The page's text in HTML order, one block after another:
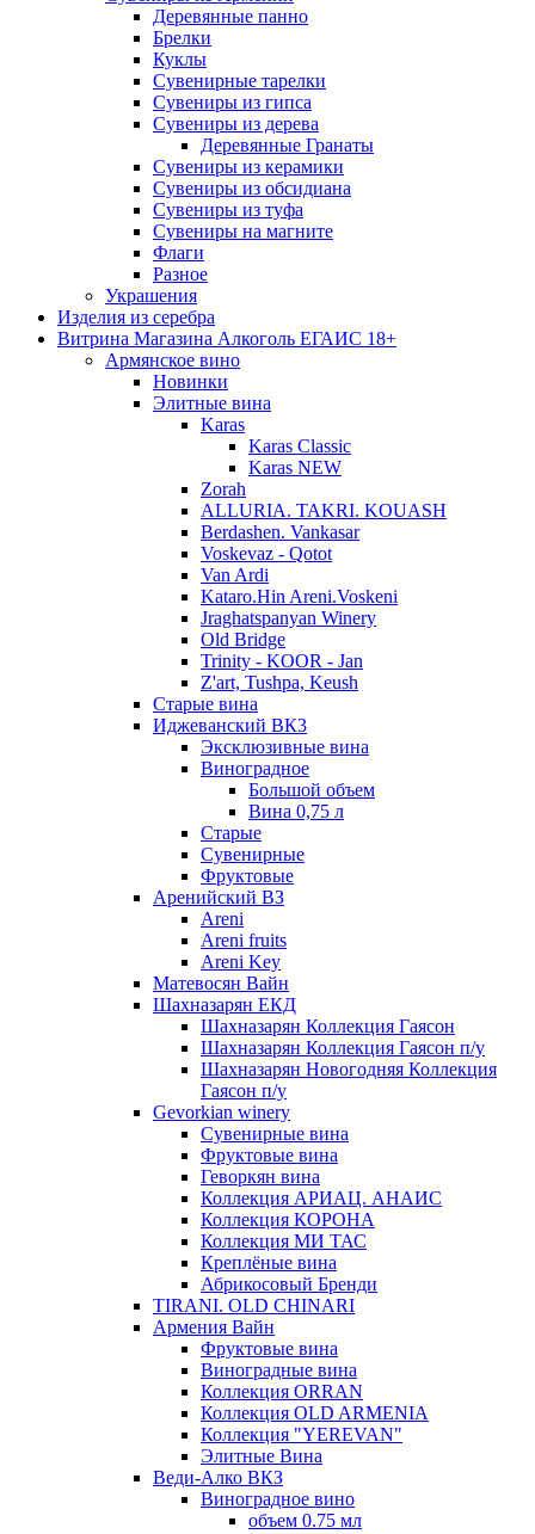
Деревянные панно
Брелки
Куклы
Сувенирные тарелки
Сувениры из гипса
Сувениры из дерева
Деревянные Гранаты
Сувениры из керамики
Сувениры из обсидиана
Сувениры из туфа
Сувениры на магните
Флаги
Разное
Украшения
Изделия из серебра
Витрина Магазина Алкоголь ЕГАИС 18+
Армянское вино
Новинки
Элитные вина
Karas
Karas Classic
Karas NEW
Zorah
ALLURIA. TAKRI. KOUASH
Berdashen. Vankasar
Voskevaz - Qotot
Van Ardi
Kataro.Hin Areni.Voskeni
Jraghatspanyan Winery
Old Bridge
Trinity - KOOR - Jan
Z'art, Tushpa, Keush
Старые вина
Иджеванский ВК3
Эксклюзивные вина
Виноградное
Большой объем
Вина 0,75 л
Старые
Сувенирные
Фруктовые
Аренийский ВЗ
Areni
Areni fruits
Areni Key
Матевосян Вайн
Шахназарян ЕКД
Шахназарян Коллекция Гаясон
Шахназарян Коллекция Гаясон п/у
Шахназарян Новогодняя Коллекция
Гаясон п/у
Gevorkian winery
Сувенирные вина
Фруктовые вина
Геворкян вина
Коллекция АРИАЦ. АНАИС
Коллекция КОРОНА
Коллекция МИ ТАС
Креплёные вина
Абрикосовый Бренди
TIRANI. OLD CHINARI
Армения Вайн
Фруктовые вина
Виноградные вина
Коллекция ORRAN
Коллекция OLD ARMENIA
Коллекция "YEREVAN"
Элитные Вина
Веди-Алко ВКЗ
Виноградное вино
объем 0.75 мл